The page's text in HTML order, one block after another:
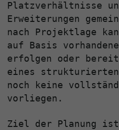
Platzverhältnisse
Erweiterungen
nach Projektlage
auf Basis
erfolgen oder
eines
noch keine
vorliegen.
Ziel der Planung